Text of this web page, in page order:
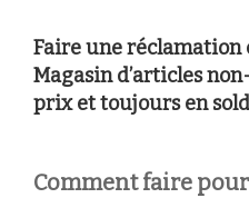
Faire une réclamation
Magasin d’articles
prix et toujours en
Comment faire